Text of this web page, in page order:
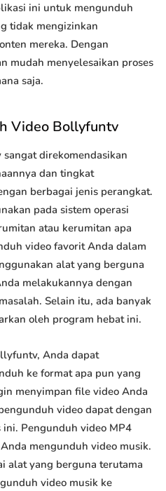
ini untuk mengunduh
tidak mengizinkan
mereka. Dengan
mudah menyelesaikan proses
saja.
Video Bollyfuntv
direkomendasikan
dan tingkat
berbagai jenis perangkat.
pada sistem operasi
atau kerumitan apa
video favorit Anda dalam
alat yang berguna
melakukannya dengan
Selain itu, ada banyak
oleh program hebat ini.
Anda dapat
ke format apa pun yang
menyimpan file video Anda
video dapat dengan
Pengunduh video MP4
mengunduh video musik.
alat yang berguna terutama
video musik ke